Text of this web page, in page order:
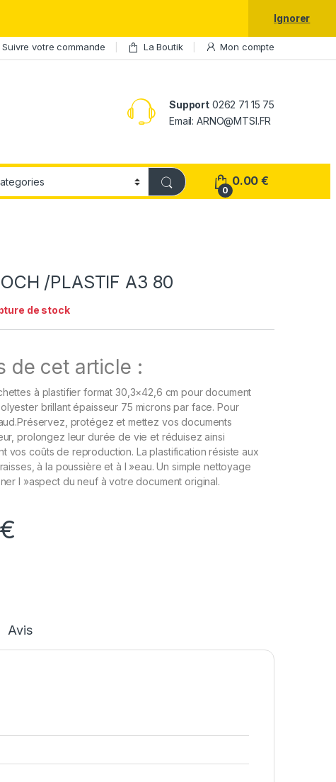
Suivre votre commande La Boutik Mon compte
Support0262 71 15 75
Email: ARNO@MTSI.FR
0
0.00€
/PLASTIF A3 80
de stock
de cet article :
à plastifier format 30,3×42,6 cm pour document
brillant épaisseur 75 microns par face. Pour
protégez et mettez vos documents
prolongez leur durée de vie et réduisez ainsi
vos coûts de reproduction. La plastification résiste aux
à la poussière et à l »eau. Un simple nettoyage
l »aspect du neuf à votre document original.
€
Avis
Ignorer